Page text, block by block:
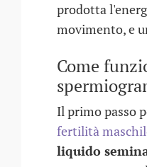
prodotta
movimento, e
Come
Il primo passo
fertilità
liquido